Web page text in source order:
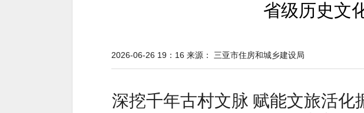
省级历史文
2026-06-26 19：16 来源： 三亚市住房和城乡建设局
深挖千年古村文脉 赋能文旅活